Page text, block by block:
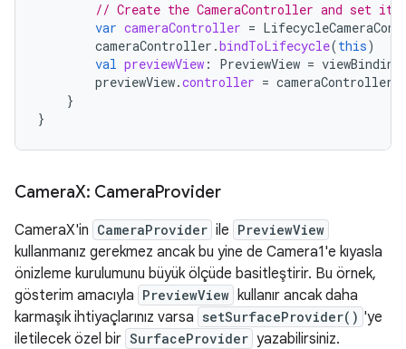
// Create the CameraController and set it
var cameraController =
cameraController .bindToLifecycle(this)
val previewView : PreviewView = viewBinding
previewView.controller = cameraController
}
}
CameraX: CameraProvider
CameraX'in CameraProvider ile PreviewView
kullanmanız gerekmez ancak bu yine de Camera1'e kıyasla
önizleme kurulumunu büyük ölçüde basitleştirir. Bu örnek,
gösterim amacıyla PreviewView kullanır ancak daha
karmaşık ihtiyaçlarınız varsa setSurfaceProvider() 'ye
iletilecek özel bir SurfaceProvider yazabilirsiniz.